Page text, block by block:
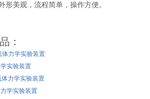
美观，流程简单，操作方便。
：
体力学实验装置
实验装置
力学实验装置
学实验装置